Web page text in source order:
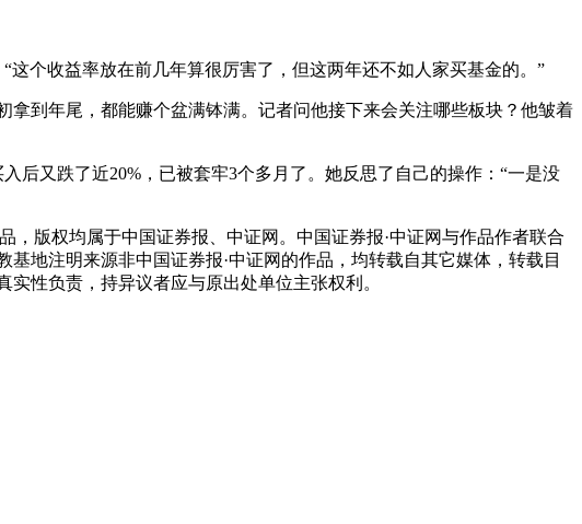
个收益率放在前几年算很厉害了，但这两年还不如人家买基金的。”
到年尾，都能赚个盆满钵满。记者问他接下来会关注哪些板块？他皱着
又跌了近20%，已被套牢3个多月了。她反思了自己的操作：“一是没
版权均属于中国证券报、中证网。中国证券报·中证网与作品作者联合
地注明来源非中国证券报·中证网的作品，均转载自其它媒体，转载目
性负责，持异议者应与原出处单位主张权利。